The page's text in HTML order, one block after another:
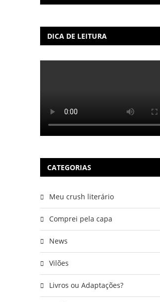
DICA DE LEITURA
CATEGORIAS
Meu crush literário
Comprei pela capa
News
Vilões
Livros ou Adaptações?